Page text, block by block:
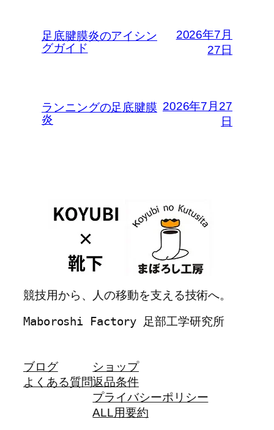
足底腱膜炎のアイシン
グガイド
2026年7月
27日
ランニングの足底腱膜
炎
2026年7月27
日
競技用から、人の移動を支える技術へ。
Maboroshi Factory 足部工学研究所
ブログ
よくある質問
ショップ
返品条件
プライバシーポリシー
ALL用要約